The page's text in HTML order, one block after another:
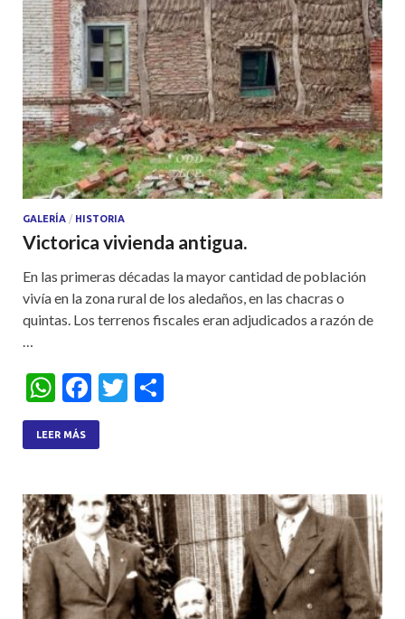
p
p
o
k
GALERÍA / HISTORIA
Victorica vivienda antigua.
En las primeras décadas la mayor cantidad de población
vivía en la zona rural de los aledaños, en las chacras o
quintas. Los terrenos fiscales eran adjudicados a razón de
…
W
h
at
A
p
p
F
ac
e
o
o
k
T
LEER MÁS